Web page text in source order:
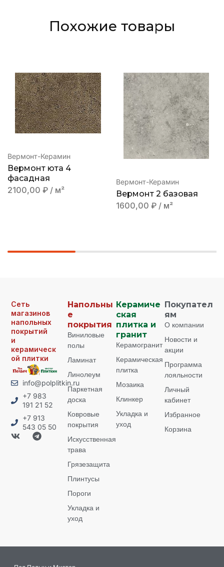
Похожие товары
Вермонт-Керамин
Вермонт юта 4
фасадная
2100,00 ₽ / м²
Вермонт-Керамин
Вермонт 2 базовая
1600,00 ₽ / м²
Сеть
магазинов
напольных
покрытий
и
керамическ
ой плитки
info@polplitkin.ru
+7 983
191 21 52
+7 913
543 05 50
Напольны
е
покрытия
Виниловые
полы
Ламинат
Линолеум
Паркетная
доска
Ковровые
покрытия
Искусственная
трава
Грязезащита
Плинтусы
Пороги
Укладка и
уход
Керамиче
ская
плитка и
гранит
Керамогранит
Керамическая
плитка
Мозаика
Клинкер
Укладка и
уход
Покупател
ям
О компании
Новости и
акции
Программа
лояльности
Личный
кабинет
Избранное
Корзина